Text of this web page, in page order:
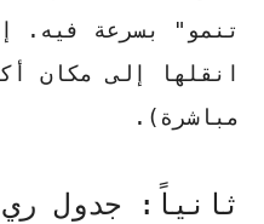
تنمو" بسرعة فيه.
انقلها إلى مكان
مباشرة).
ثانياً: جدول